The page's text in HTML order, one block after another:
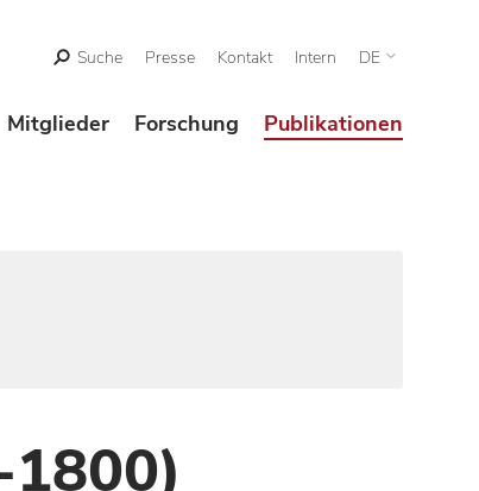
Suche Presse Kontakt Intern DE
Mitglieder Forschung Publikationen